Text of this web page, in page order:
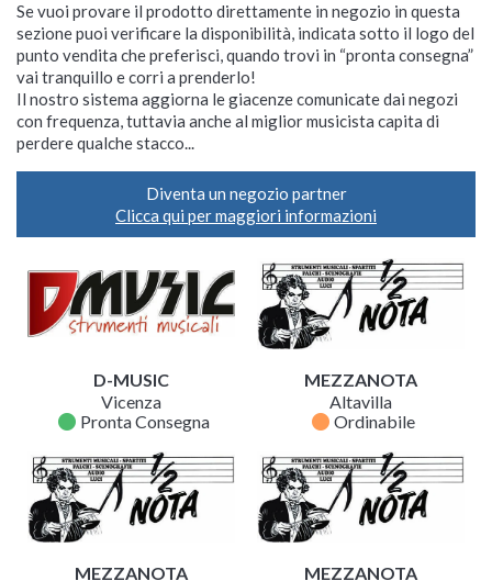
Se vuoi provare il prodotto direttamente in negozio in questa
sezione puoi verificare la disponibilità, indicata sotto il logo del
punto vendita che preferisci, quando trovi in “pronta consegna”
vai tranquillo e corri a prenderlo!
Il nostro sistema aggiorna le giacenze comunicate dai negozi
con frequenza, tuttavia anche al miglior musicista capita di
perdere qualche stacco...
Diventa un negozio partner
Clicca qui per maggiori informazioni
D-MUSIC
Vicenza
fiber_manual_record Pronta Consegna
MEZZANOTA
Altavilla
fiber_manual_record Ordinabile
MEZZANOTA
MEZZANOTA